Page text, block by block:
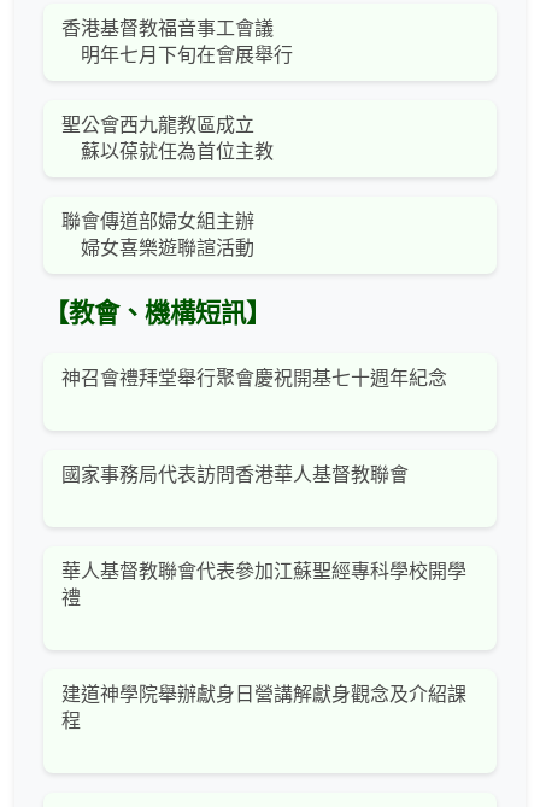
香港基督教福音事工會議
明年七月下旬在會展舉行
聖公會西九龍教區成立
蘇以葆就任為首位主教
聯會傳道部婦女組主辦
婦女喜樂遊聯諠活動
【教會、機構短訊】
神召會禮拜堂舉行聚會慶祝開基七十週年紀念
國家事務局代表訪問香港華人基督教聯會
華人基督教聯會代表參加江蘇聖經專科學校開學
禮
建道神學院舉辦獻身日營講解獻身觀念及介紹課
程